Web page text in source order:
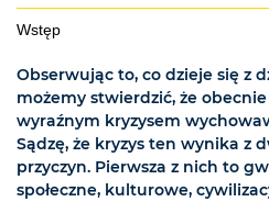
Wstęp
Obserwując to, co dzieje się z
możemy stwierdzić, że
wyraźnym kryzysem
Sądzę, że kryzys ten wynika z
przyczyn. Pierwsza z nich to
społeczne, kulturowe,